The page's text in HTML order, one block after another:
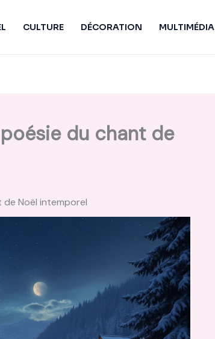
CULTURE DÉCORATION MULTIMÉDIA
du chant de
de Noël intemporel